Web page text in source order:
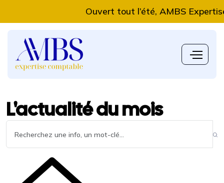
Ouvert tout l’été, AMBS Expertise
L'actualité du mois